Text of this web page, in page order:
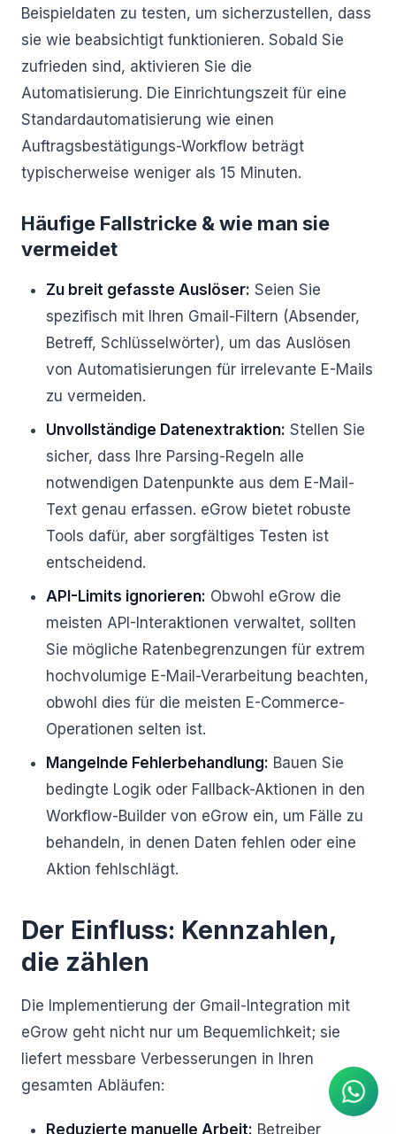
Beispieldaten zu testen, um sicherzustellen, dass
sie wie beabsichtigt funktionieren. Sobald Sie
zufrieden sind, aktivieren Sie die
Automatisierung. Die Einrichtungszeit für eine
Standardautomatisierung wie einen
Auftragsbestätigungs-Workflow beträgt
typischerweise weniger als 15 Minuten.
Häufige Fallstricke & wie man sie
vermeidet
Zu breit gefasste Auslöser: Seien Sie
spezifisch mit Ihren Gmail-Filtern (Absender,
Betreff, Schlüsselwörter), um das Auslösen
von Automatisierungen für irrelevante E-Mails
zu vermeiden.
Unvollständige Datenextraktion: Stellen Sie
sicher, dass Ihre Parsing-Regeln alle
notwendigen Datenpunkte aus dem E-Mail-
Text genau erfassen. eGrow bietet robuste
Tools dafür, aber sorgfältiges Testen ist
entscheidend.
API-Limits ignorieren: Obwohl eGrow die
meisten API-Interaktionen verwaltet, sollten
Sie mögliche Ratenbegrenzungen für extrem
hochvolumige E-Mail-Verarbeitung beachten,
obwohl dies für die meisten E-Commerce-
Operationen selten ist.
Mangelnde Fehlerbehandlung: Bauen Sie
bedingte Logik oder Fallback-Aktionen in den
Workflow-Builder von eGrow ein, um Fälle zu
behandeln, in denen Daten fehlen oder eine
Aktion fehlschlägt.
Der Einfluss: Kennzahlen,
die zählen
Die Implementierung der Gmail-Integration mit
eGrow geht nicht nur um Bequemlichkeit; sie
liefert messbare Verbesserungen in Ihren
gesamten Abläufen:
Reduzierte manuelle Arbeit: Betreiber
Sofortige Antworten auf